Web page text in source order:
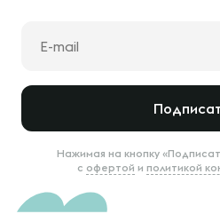
Нажимая на кнопку
с офертой и политикой